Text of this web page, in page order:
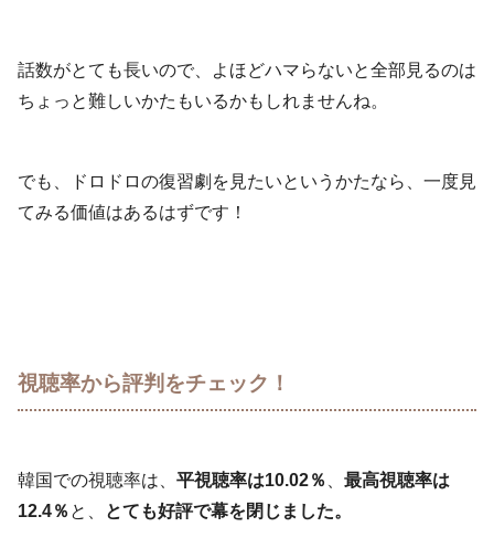
話数がとても長いので、よほどハマらないと全部見るのは
ちょっと難しいかたもいるかもしれませんね。
でも、ドロドロの復習劇を見たいというかたなら、一度見
てみる価値はあるはずです！
視聴率から評判をチェック！
韓国での視聴率は、 平視聴率は10.02％
最高視聴率は
12.4％ と、 とても好評で幕を閉じました。